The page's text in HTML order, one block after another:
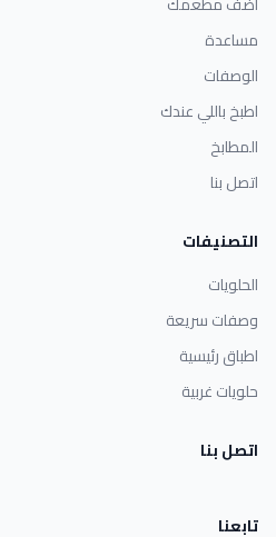
مساعدة
الوصفات
اطبخ باللي عندك
المطابخ
اتصل بنا
التصنيفات
الحلويات
وصفات سريعة
اطباق رئيسية
حلويات غربية
اتصل بنا
تابعنا